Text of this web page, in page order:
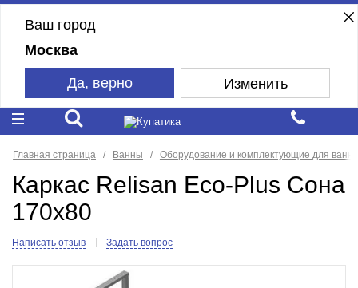
Ваш город
Москва
Да, верно Изменить
Главная страница Ванны Оборудование и комплектующие для ванн
Каркас Relisan Eco-Plus Сона
170х80
Написать отзыв Задать вопрос